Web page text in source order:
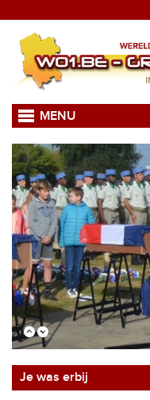
MENU
Je was erbij